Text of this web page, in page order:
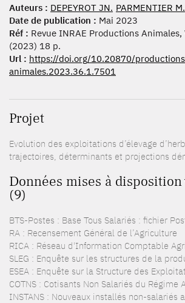
Auteurs : DEPEYROT JN. PARMENTIER M.
Date de publication : Mai 2023
Réf : Revue INRAE Productions Animales,
(2023) 18 p.
Url : https://doi.org/10.20870/
animales.2023.36.1.7501
Projet
Evolution des exploitations d’élevage
trajectoires, déterminants et projections
Données mises à disposition
(9)
BTS-Postes : Base Tous Salariés : fichier
RA : Recensement Général de l’Agriculture
RICA : Réseau d'Information Comptable
SLEG : Enquête sur les structures de la
ESEA : Enquête sur la Structure des
COTNS : Cotisants Non Salariés du Régime
INSTANS : Nouveaux installés non-salariés